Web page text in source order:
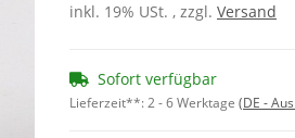
inkl. 19% USt. , zzgl. Versand
Sofort verfügbar
Lieferzeit**:2 - 6 Werktage (DE -